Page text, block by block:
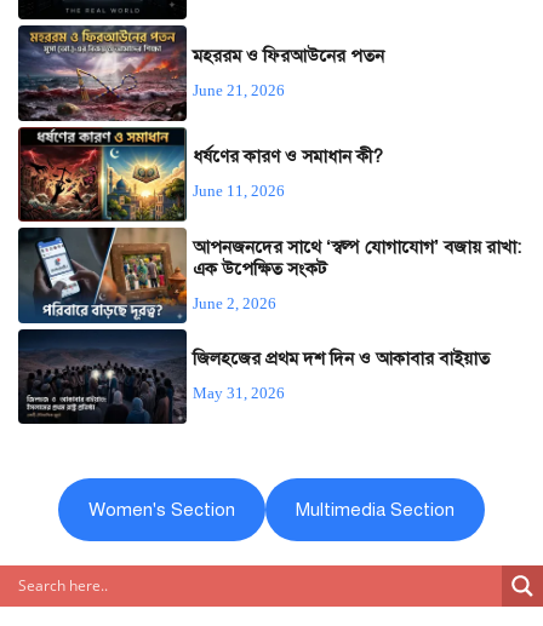
মহররম ও ফিরআউনের পতন
June 21, 2026
ধর্ষণের কারণ ও সমাধান কী?
June 11, 2026
আপনজনদের সাথে ‘স্বল্প যোগাযোগ’ বজায় রাখা:
এক উপেক্ষিত সংকট
June 2, 2026
জিলহজের প্রথম দশ দিন ও আকাবার বাইয়াত
May 31, 2026
Women's Section Multimedia Section